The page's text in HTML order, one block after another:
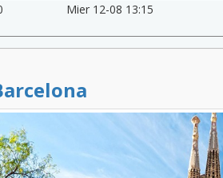
Mier 12-08 13:15